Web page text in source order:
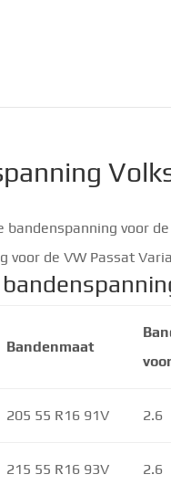
bandenspanning voor
voor de VW Passat
Bandenmaat
205 55 R16 91V 2.6
215 55 R16 93V 2.6